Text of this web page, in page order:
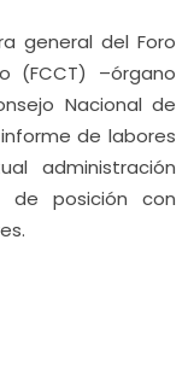
general del Foro
(FCCT) –órgano
Nacional de
de labores
administración
de posición con